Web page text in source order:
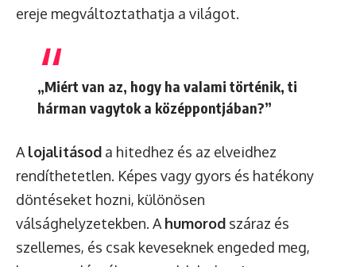
ereje megváltoztathatja a világot.
„Miért van az, hogy ha valami történik, ti
hárman vagytok a középpontjában?”
A lojalitásod a hitedhez és az elveidhez
rendíthetetlen. Képes vagy gyors és hatékony
döntéseket hozni, különösen
válsághelyzetekben. A humorod száraz és
szellemes, és csak keveseknek engeded meg,